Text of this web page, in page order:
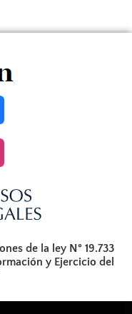
de la ley N° 19.733
y Ejercicio del